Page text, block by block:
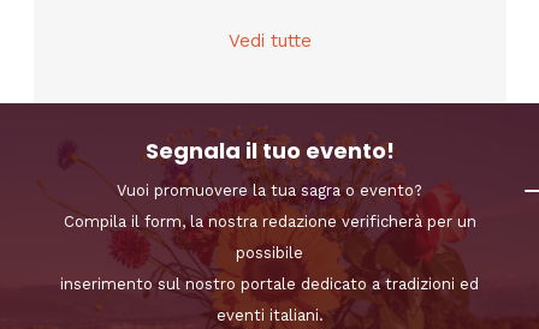
Vedi tutte
Segnala il tuo evento!
Vuoi promuovere la tua sagra o evento?
Compila il form, la nostra redazione verificherà per un
possibile
inserimento sul nostro portale dedicato a tradizioni ed
eventi italiani.